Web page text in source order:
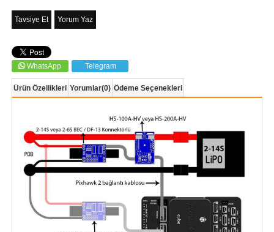
Tavsiye Et Yorum Yaz
WhatsApp Telegram
Ürün Özellikleri Yorumlar(0) Ödeme Seçenekleri